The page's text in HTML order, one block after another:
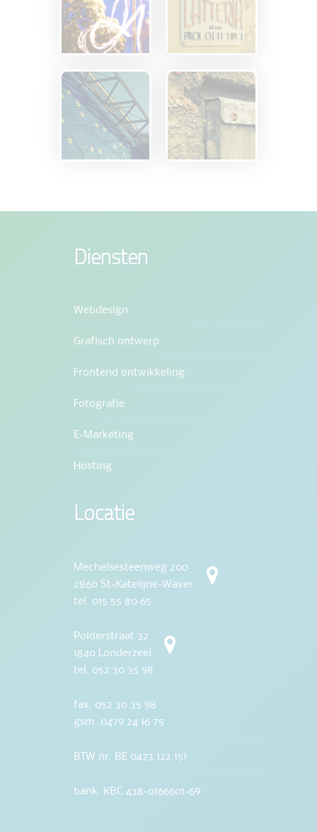
Diensten
Webdesign
Grafisch ontwerp
Frontend ontwikkeling
Fotografie
E-Marketing
Hosting
Locatie
Mechelsesteenweg 200
2860 St-Katelijne-Waver
tel. 015 55 80 65
Polderstraat 32
1840 Londerzeel
tel. 052 30 35 98
fax. 052 30 35 98
gsm. 0479 24 16 75
BTW nr. BE 0473.122.151
bank. KBC 438-0166601-69